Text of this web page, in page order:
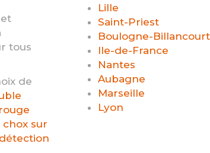
tous
de
sur
détection
Lille
Saint-Priest
Boulogne-Billancourt
Ile-de-France
Nantes
Aubagne
Marseille
Lyon